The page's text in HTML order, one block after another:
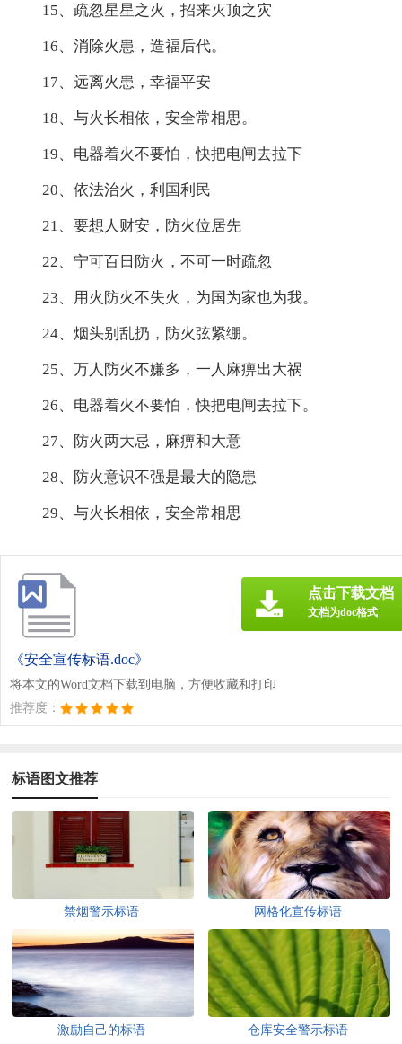
15、疏忽星星之火，招来灭顶之灾
16、消除火患，造福后代。
17、远离火患，幸福平安
18、与火长相依，安全常相思。
19、电器着火不要怕，快把电闸去拉下
20、依法治火，利国利民
21、要想人财安，防火位居先
22、宁可百日防火，不可一时疏忽
23、用火防火不失火，为国为家也为我。
24、烟头别乱扔，防火弦紧绷。
25、万人防火不嫌多，一人麻痹出大祸
26、电器着火不要怕，快把电闸去拉下。
27、防火两大忌，麻痹和大意
28、防火意识不强是最大的隐患
29、与火长相依，安全常相思
《安全宣传标语.doc》
将本文的Word文档下载到电脑，方便收藏和打印
推荐度：
点击下载文档
文档为doc格式
标语图文推荐
禁烟警示标语 网格化宣传标语
激励自己的标语 仓库安全警示标语